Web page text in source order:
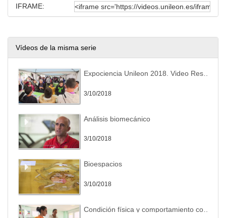
IFRAME:
Vídeos de la misma serie
3/10/2018
Análisis biomecánico
3/10/2018
Bioespacios
3/10/2018